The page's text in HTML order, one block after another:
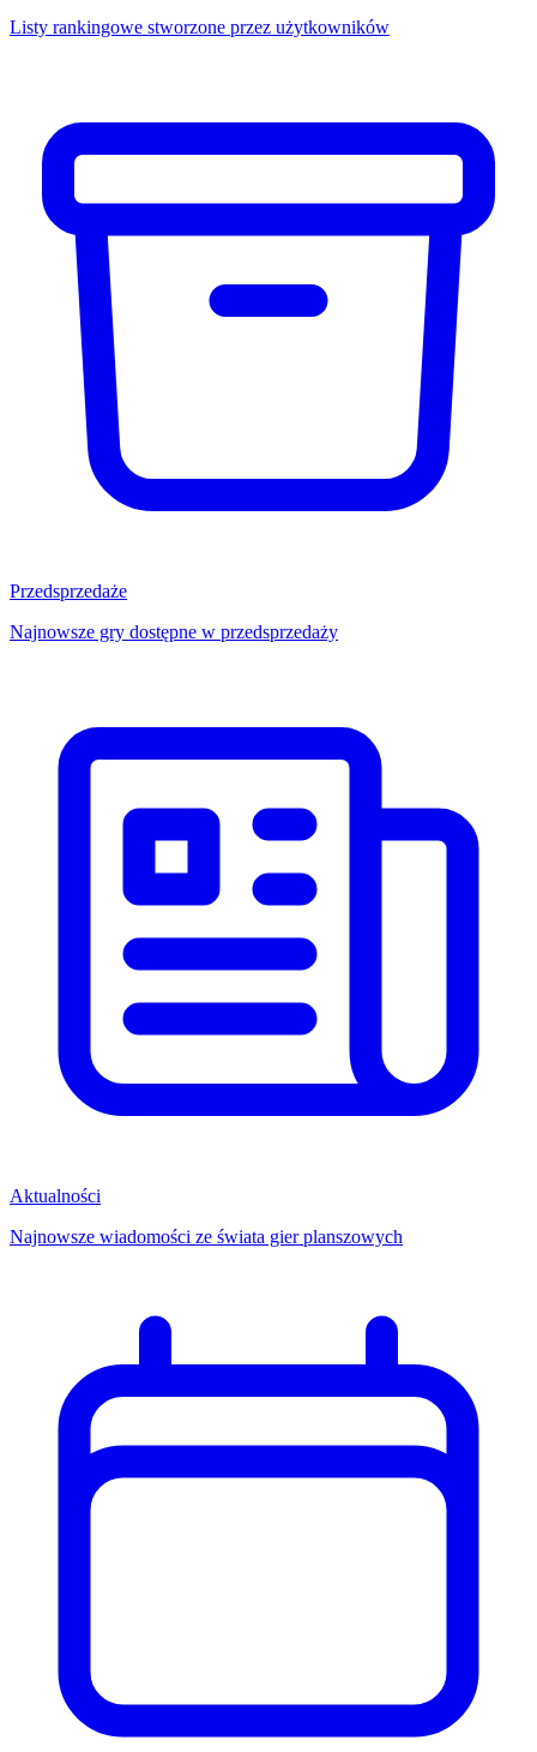
Listy rankingowe stworzone przez użytkowników
Przedsprzedaże
Najnowsze gry dostępne w przedsprzedaży
Aktualności
Najnowsze wiadomości ze świata gier planszowych